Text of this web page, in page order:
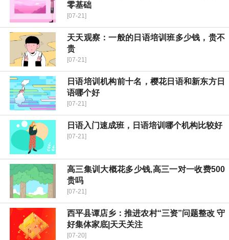
零基础
[07-21]
天天观察：一般的日语培训班多少钱，贵不
贵
[07-21]
日语培训机构前十名，樱花日语和新东方日
语哪个好
[07-21]
日语入门速成班，日语培训哪个机构比较好
[07-21]
高三集训大概花多少钱,高三一对一收费500
贵吗
[07-21]
西平县谭店乡：推进农村“三资”问题整改 守
好集体家底|天天关注
[07-20]